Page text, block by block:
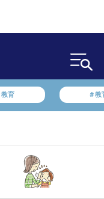
教育 ＃教